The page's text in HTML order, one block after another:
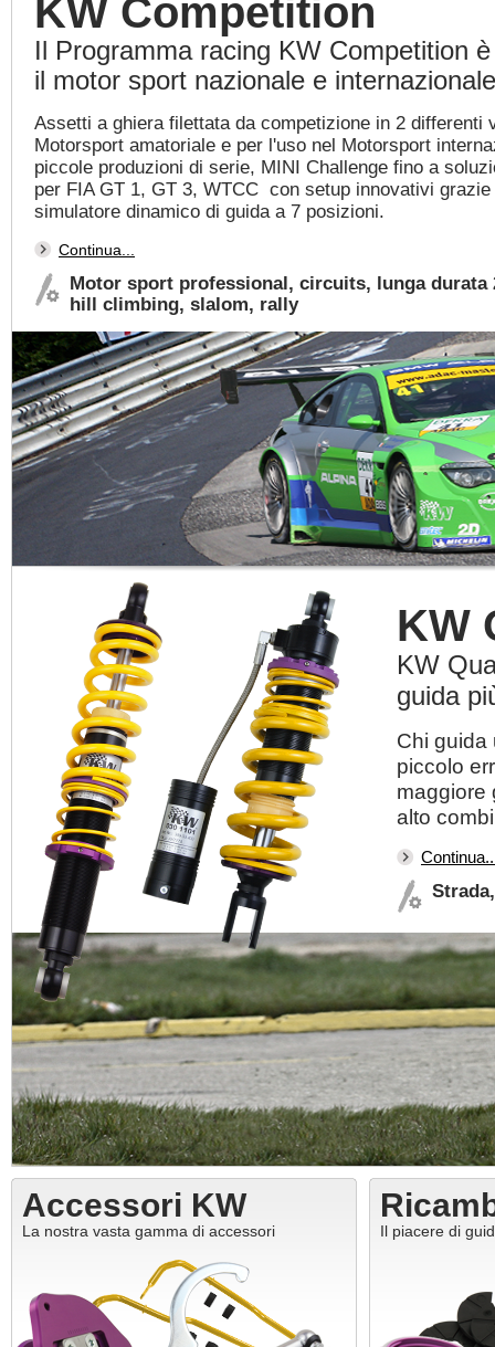
KW Competition
Il Programma racing KW Competition
il motor sport nazionale e
Assetti a ghiera filettata da competizione in 2 differenti
Motorsport amatoriale e per l'uso nel Motorsport
piccole produzioni di serie, MINI Challenge fino a
per FIA GT 1, GT 3, WTCC con setup innovativi
simulatore dinamico di guida a 7 posizioni.
Continua...
Motor sport professional, circuits, lunga durata
hill climbing, slalom, rally
KW
KW
guida
Chi guida
piccolo
maggiore
alto
Accessori KW
La nostra vasta gamma di accessori Il piacere di